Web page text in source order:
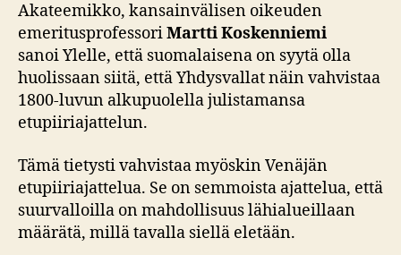
​Akateemikko, kansainvälisen oikeuden
emeritusprofessoriMartti Koskenniemi
sanoi Ylelle, että suomalaisena on syytä olla
huolissaan siitä, että Yhdysvallat näin vahvistaa
1800-luvun alkupuolella julistamansa
etupiiriajattelun.
Tämä tietysti vahvistaa myöskin Venäjän
etupiiriajattelua. Se on semmoista ajattelua, että
suurvalloilla on mahdollisuus lähialueillaan
määrätä, millä tavalla siellä eletään.